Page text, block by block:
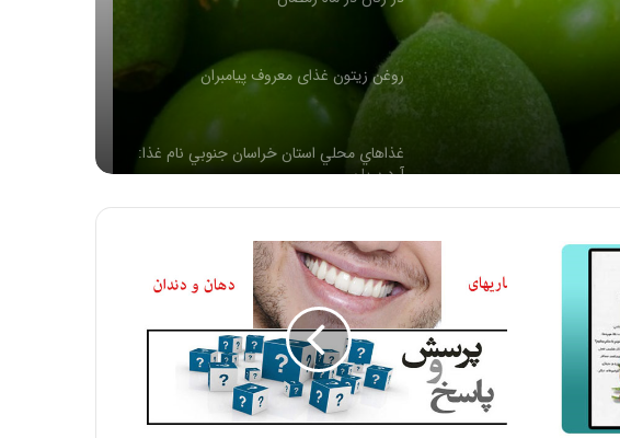
و چغاله
غذاهاي محلي استان خراسان جنوبي نام غذا:
آرد بريان
فرنی با شیر
طرز تهیه شیرینی سنتی گوش فیل ویژه ماه
مبارک رمضان
افطار با آب یخ خیلی خطرناکه…
طرز تهیه شله زرد مخصوص ماه مبارک رمضان